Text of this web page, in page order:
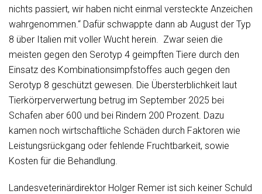
nichts passiert, wir haben nicht einmal versteckte Anzeichen
wahrgenommen.“ Dafür schwappte dann ab August der Typ
8 über Italien mit voller Wucht herein. Zwar seien die
meisten gegen den Serotyp 4 geimpften Tiere durch den
Einsatz des Kombinationsimpfstoffes auch gegen den
Serotyp 8 geschützt gewesen. Die Übersterblichkeit laut
Tierkörperverwertung betrug im September 2025 bei
Schafen aber 600 und bei Rindern 200 Prozent. Dazu
kamen noch wirtschaftliche Schäden durch Faktoren wie
Leistungsrückgang oder fehlende Fruchtbarkeit, sowie
Kosten für die Behandlung.
Landesveterinärdirektor Holger Remer ist sich keiner Schuld